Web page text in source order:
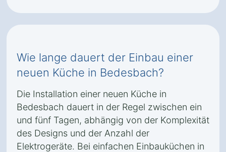
Wie lange dauert der Einbau einer
neuen Küche in Bedesbach?
Die Installation einer neuen Küche in
Bedesbach dauert in der Regel zwischen ein
und fünf Tagen, abhängig von der Komplexität
des Designs und der Anzahl der
Elektrogeräte. Bei einfachen Einbauküchen in